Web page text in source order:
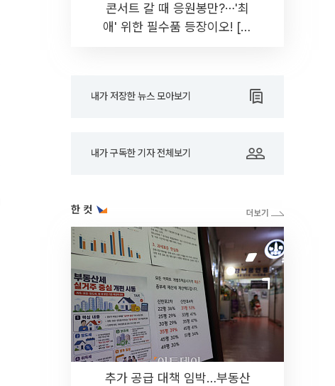
콘서트 갈 때 응원봉만?⋯'최
애' 위한 필수품 등장이오! [솔
내가 저장한 뉴스 모아보기
내가 구독한 기자 전체보기
한 컷
추가 공급 대책 임박…부동산